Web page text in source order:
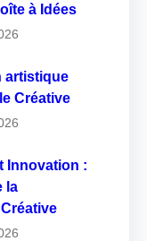
à Idées
artistique
Créative
Innovation :
la